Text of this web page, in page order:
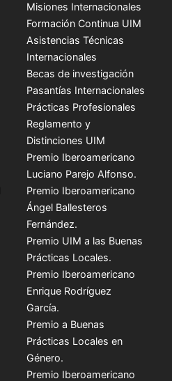
Misiones Internacionales
Formación Continua UIM
Asistencias Técnicas
Internacionales
Becas de investigación
Pasantías Internacionales
Prácticas Profesionales
Reglamento y
Distinciones UIM
Premio Iberoamericano
Luciano Parejo Alfonso.
Premio Iberoamericano
Ángel Ballesteros
Fernández.
Premio UIM a las Buenas
Prácticas Locales.
Premio Iberoamericano
Enrique Rodríguez
García.
Premio a Buenas
Prácticas Locales en
Género.
Premio Iberoamericano